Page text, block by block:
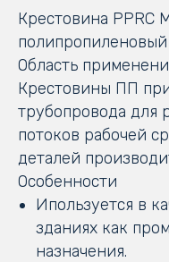
Крестовина PPRC
Область
Крестовины ПП
трубопровода для
потоков рабочей
деталей
Особенности
Ипользуется в
зданиях как
назначения.